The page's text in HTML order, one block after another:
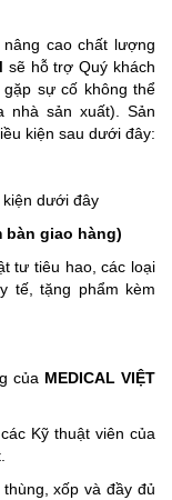
cao chất lượng
sẽ hỗ trợ Quý khách
sự cố không thể
nhà sản xuất). Sản
kiện sau dưới đây:
dưới đây
giao hàng)
tư tiêu hao, các loại
tế, tặng phẩm kèm
của MEDICAL VIỆT
Kỹ thuật viên của
xốp và đầy đủ